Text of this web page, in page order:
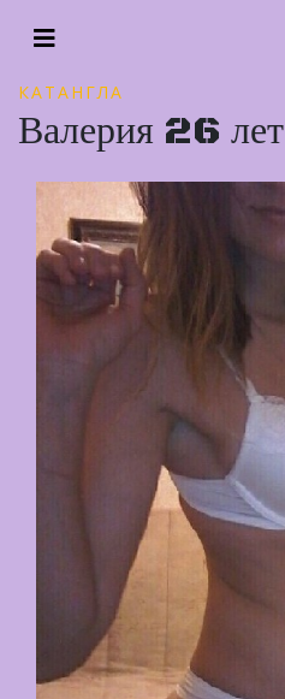
КАТАНГЛА
Валерия 26 лет